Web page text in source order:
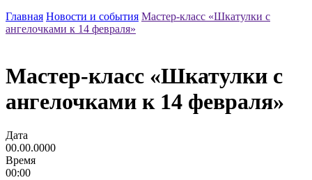
Главная Новости и события Мастер-класс «Шкатулки с
ангелочками к 14 февраля»
Мастер-класс «Шкатулки с
ангелочками к 14 февраля»
Дата
00.00.0000
Время
00:00